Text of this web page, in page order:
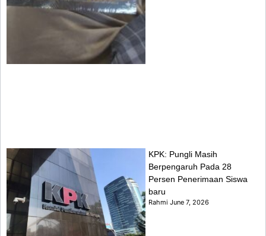
KPK: Pungli Masih
Berpengaruh Pada 28
Persen Penerimaan Siswa
baru
RahmiJune 7, 2026